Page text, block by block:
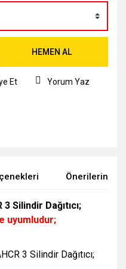
HEMEN AL
Et Yorum Yaz
Önerileriniz
Silindir Dağıtıcı;
uyumludur;
3 Silindir Dağıtıcı;